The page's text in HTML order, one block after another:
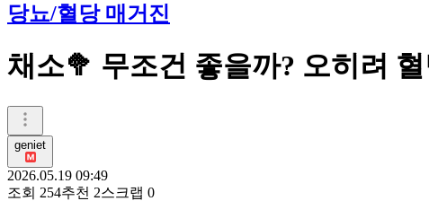
당뇨/혈당 매거진
채소🥦 무조건 좋을까? 오히려
geniet
2026.05.19 09:49
조회 254추천 2스크랩 0